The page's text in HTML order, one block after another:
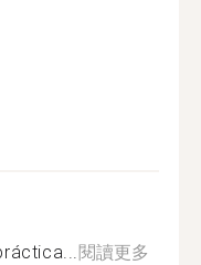
閱讀更多